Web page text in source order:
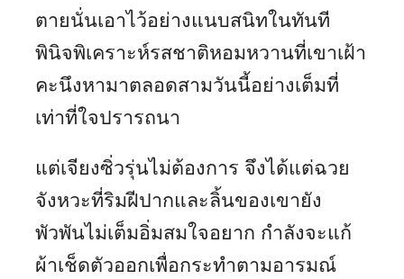
ตายนั่นเอาไว้อย่างแนบสนิทในทันที
พินิจพิเคราะห์รสชาติหอมหวานที่เขาเฝ้า
คะนึงหามาตลอดสามวันนี้อย่างเต็มที่
เท่าที่ใจปรารถนา
แต่เจียงซิ่วรุ่นไม่ต้องการ จึงได้แต่ฉวย
จังหวะที่ริมฝีปากและลิ้นของเขายัง
พัวพันไม่เต็มอิ่มสมใจอยาก กำลังจะแก้
ผ้าเช็ดตัวออกเพื่อกระทำตามอารมณ์